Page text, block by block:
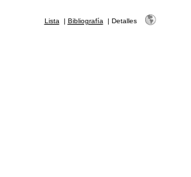
Lista | Bibliografía | Detalles